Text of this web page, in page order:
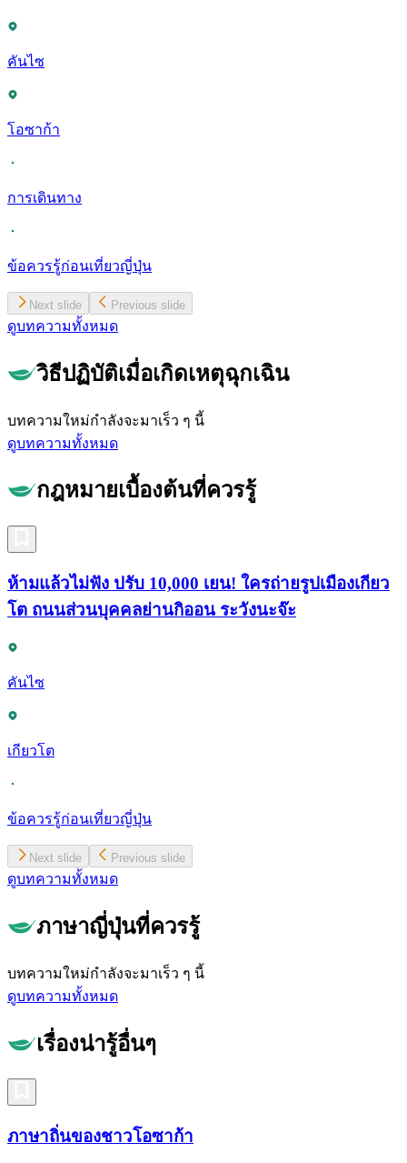
คันไซ
โอซาก้า
การเดินทาง
ข้อควรรู้ก่อนเที่ยวญี่ปุ่น
Next slide Previous slide
ดูบทความทั้งหมด
วิธีปฏิบัติเมื่อเกิดเหตุฉุกเฉิน
บทความใหม่กำลังจะมาเร็ว ๆ นี้
ดูบทความทั้งหมด
กฎหมายเบื้องต้นที่ควรรู้
ห้ามแล้วไม่ฟัง ปรับ 10,000 เยน! ใครถ่ายรูปเมืองเกียว
โต ถนนส่วนบุคคลย่านกิออน ระวังนะจ๊ะ
คันไซ
เกียวโต
ข้อควรรู้ก่อนเที่ยวญี่ปุ่น
Next slide Previous slide
ดูบทความทั้งหมด
ภาษาญี่ปุ่นที่ควรรู้
บทความใหม่กำลังจะมาเร็ว ๆ นี้
ดูบทความทั้งหมด
เรื่องน่ารู้อื่นๆ
ภาษาถิ่นของชาวโอซาก้า